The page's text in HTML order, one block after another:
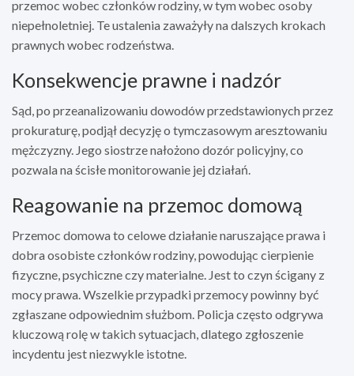
przemoc wobec członków rodziny, w tym wobec osoby
niepełnoletniej. Te ustalenia zaważyły na dalszych krokach
prawnych wobec rodzeństwa.
Konsekwencje prawne i nadzór
Sąd, po przeanalizowaniu dowodów przedstawionych przez
prokuraturę, podjął decyzję o tymczasowym aresztowaniu
mężczyzny. Jego siostrze nałożono dozór policyjny, co
pozwala na ścisłe monitorowanie jej działań.
Reagowanie na przemoc domową
Przemoc domowa to celowe działanie naruszające prawa i
dobra osobiste członków rodziny, powodując cierpienie
fizyczne, psychiczne czy materialne. Jest to czyn ścigany z
mocy prawa. Wszelkie przypadki przemocy powinny być
zgłaszane odpowiednim służbom. Policja często odgrywa
kluczową rolę w takich sytuacjach, dlatego zgłoszenie
incydentu jest niezwykle istotne.